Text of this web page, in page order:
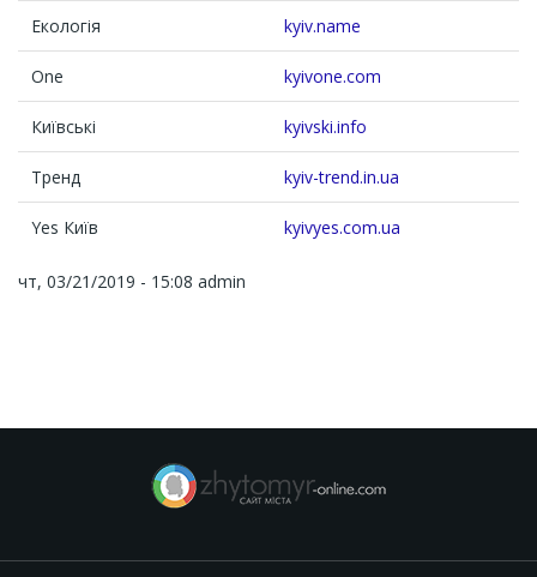
Екологія kyiv.name
One kyivone.com
Київські kyivski.info
Тренд kyiv-trend.in.ua
Yes Київ kyivyes.com.ua
чт, 03/21/2019 - 15:08 admin